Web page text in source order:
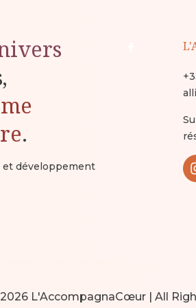
.
et développement
L'AccompagnaCœur | All